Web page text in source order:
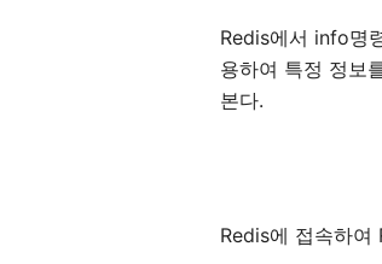
Redis에서 info명
용하여 특정 정보
본다.
Redis에 접속하여